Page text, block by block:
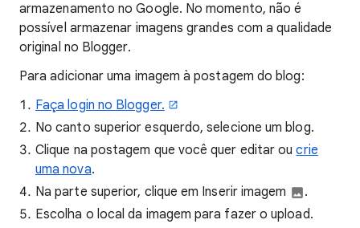
armazenamento no Google. No momento, não é
possível armazenar imagens grandes com a qualidade
original no Blogger.
Para adicionar uma imagem à postagem do blog:
Faça login no Blogger.
No canto superior esquerdo, selecione um blog.
Clique na postagem que você quer editar oucrie
uma nova.
Na parte superior, clique em Inserir imagem
.
Escolha o local da imagem para fazer o upload.